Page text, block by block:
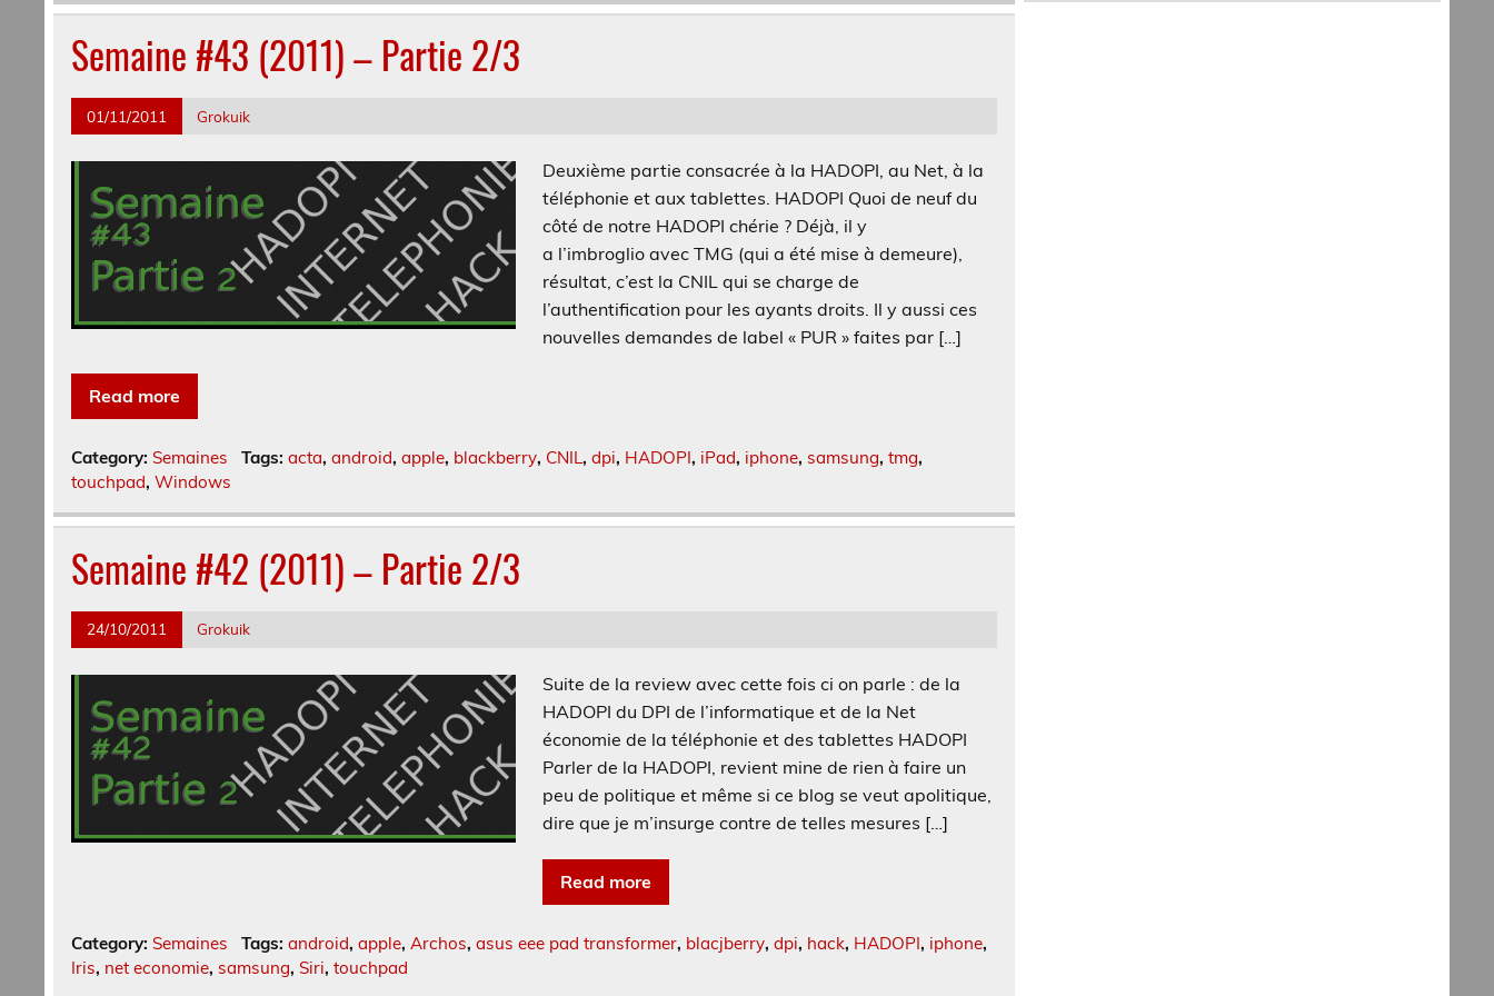
Semaine #43 (2011) – Partie 2/3
01/11/2011 Grokuik
Deuxième partie consacrée à la HADOPI, au Net, à la
téléphonie et aux tablettes. HADOPI Quoi de neuf du
côté de notre HADOPI chérie ? Déjà, il y
a l’imbroglio avec TMG (qui a été mise à demeure),
résultat, c’est la CNIL qui se charge de
l’authentification pour les ayants droits. Il y aussi ces
nouvelles demandes de label « PUR » faites par […]
Read more
Category: Semaines Tags: acta, android, apple, blackberry, CNIL, dpi, HADOPI, iPad, iphone, samsung, tmg,
touchpad,Windows
Semaine #42 (2011) – Partie 2/3
24/10/2011 Grokuik
Suite de la review avec cette fois ci on parle : de la
HADOPI du DPI de l’informatique et de la Net
économie de la téléphonie et des tablettes HADOPI
Parler de la HADOPI, revient mine de rien à faire un
peu de politique et même si ce blog se veut apolitique,
dire que je m’insurge contre de telles mesures […]
Read more
Category: Semaines Tags: android, apple, Archos, asus eee pad transformer, blacjberry, dpi, hack, HADOPI, iphone,
Iris, net economie, samsung, Siri,touchpad